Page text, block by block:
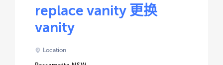
replace vanity 更换
vanity
Location